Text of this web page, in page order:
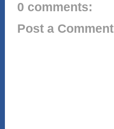
0 comments:
Post a Comment